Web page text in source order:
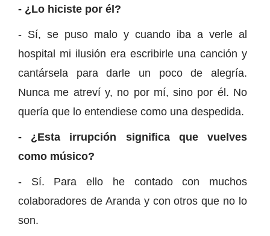
- ¿Lo hiciste por él?
- Sí, se puso malo y cuando iba a verle al
hospital mi ilusión era escribirle una canción y
cantársela para darle un poco de alegría.
Nunca me atreví y, no por mí, sino por él. No
quería que lo entendiese como una despedida.
- ¿Esta irrupción significa que vuelves
como músico?
- Sí. Para ello he contado con muchos
colaboradores de Aranda y con otros que no lo
son.